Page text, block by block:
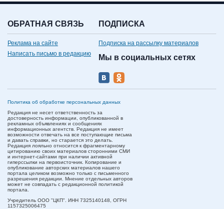
ОБРАТНАЯ СВЯЗЬ
Реклама на сайте
Написать письмо в редакцию
ПОДПИСКА
Подписка на рассылку материалов
Мы в социальных сетях
Политика об обработке персональных данных
Редакция не несет ответственность за
достоверность информации, опубликованной в
рекламных объявлениях и сообщениях
информационных агентств. Редакция не имеет
возможности отвечать на все поступающие письма
и давать справки, но старается это делать.
Редакция лояльно относится к фрагментарному
цитированию своих материалов сторонними СМИ
и интернет-сайтами при наличии активной
гиперссылки на первоисточник. Копирование и
опубликование авторских материалов нашего
портала целиком возможно только с письменного
разрешения редакции. Мнение отдельных авторов
может не совпадать с редакционной политикой
портала.
Учредитель ООО "ЦКП". ИНН 7325140148, ОГРН
1157325006475